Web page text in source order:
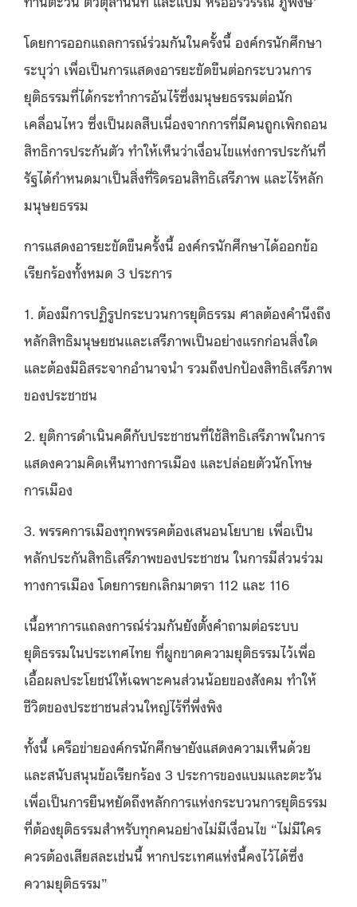
โดยการออกแถลการณ์ร่วมกันในครั้งนี้ องค์กรนักศึกษา
ระบุว่า เพื่อเป็นการแสดงอารยะขัดขืนต่อกระบวนการ
ยุติธรรมที่ได้กระทำการอันไร้ซึ่งมนุษยธรรมต่อนัก
เคลื่อนไหว ซึ่งเป็นผลสืบเนื่องจากการที่มีคนถูกเพิกถอน
สิทธิการประกันตัว ทำให้เห็นว่าเงื่อนไขแห่งการประกันที่
รัฐได้กำหนดมาเป็นสิ่งที่ริดรอนสิทธิเสรีภาพ และไร้หลัก
มนุษยธรรม
การแสดงอารยะขัดขืนครั้งนี้ องค์กรนักศึกษาได้ออกข้อ
เรียกร้องทั้งหมด 3 ประการ
1. ต้องมีการปฏิรูปกระบวนการยุติธรรม ศาลต้องคำนึงถึง
หลักสิทธิมนุษยชนและเสรีภาพเป็นอย่างแรกก่อนสิ่งใด
และต้องมีอิสระจากอำนาจนำ รวมถึงปกป้องสิทธิเสรีภาพ
ของประชาชน
2. ยุติการดำเนินคดีกับประชาชนที่ใช้สิทธิเสรีภาพในการ
แสดงความคิดเห็นทางการเมือง และปล่อยตัวนักโทษ
การเมือง
3. พรรคการเมืองทุกพรรคต้องเสนอนโยบาย เพื่อเป็น
หลักประกันสิทธิเสรีภาพของประชาชน ในการมีส่วนร่วม
ทางการเมือง โดยการยกเลิกมาตรา 112 และ 116
เนื้อหาการแถลงการณ์ร่วมกันยังตั้งคำถามต่อระบบ
ยุติธรรมในประเทศไทย ที่ผูกขาดความยุติธรรมไว้เพื่อ
เอื้อผลประโยชน์ให้เฉพาะคนส่วนน้อยของสังคม ทำให้
ชีวิตของประชาชนส่วนใหญ่ไร้ที่พึ่งพิง
ทั้งนี้ เครือข่ายองค์กรนักศึกษายังแสดงความเห็นด้วย
และสนับสนุนข้อเรียกร้อง 3 ประการของแบมและตะวัน
เพื่อเป็นการยืนหยัดถึงหลักการแห่งกระบวนการยุติธรรม
ที่ต้องยุติธรรมสำหรับทุกคนอย่างไม่มีเงื่อนไข “ไม่มีใคร
ควรต้องเสียสละเช่นนี้ หากประเทศแห่งนี้คงไว้ได้ซึ่ง
ความยุติธรรม”